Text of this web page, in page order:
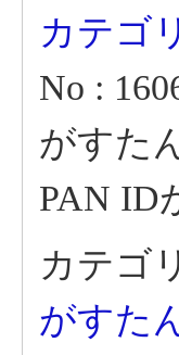
カテゴ
No :
がすた
PAN ID
カテゴ
がすた